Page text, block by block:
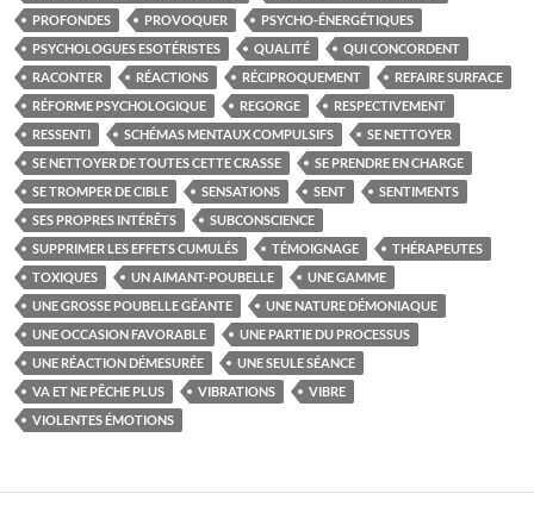
PROFONDES
PROVOQUER
PSYCHO-ÉNERGÉTIQUES
PSYCHOLOGUES ESOTÉRISTES
QUALITÉ
QUI CONCORDENT
RACONTER
RÉACTIONS RÉCIPROQUEMENT
REFAIRE SURFACE
RÉFORME PSYCHOLOGIQUE
REGORGE
RESPECTIVEMENT
RESSENTI
SCHÉMAS MENTAUX COMPULSIFS
SE NETTOYER
SE NETTOYER DE TOUTES CETTE CRASSE
SE PRENDRE EN CHARGE
SE TROMPER DE CIBLE
SENSATIONS SENT
SENTIMENTS
SES PROPRES INTÉRÊTS
SUBCONSCIENCE
SUPPRIMER LES EFFETS CUMULÉS
TÉMOIGNAGE
THÉRAPEUTES
TOXIQUES
UN AIMANT-POUBELLE
UNE GAMME
UNE GROSSE POUBELLE GÉANTE
UNE NATURE DÉMONIAQUE
UNE OCCASION FAVORABLE
UNE PARTIE DU PROCESSUS
UNE RÉACTION DÉMESURÉE
UNE SEULE SÉANCE
VA ET NE PÊCHE PLUS
VIBRATIONS
VIBRE
VIOLENTES ÉMOTIONS